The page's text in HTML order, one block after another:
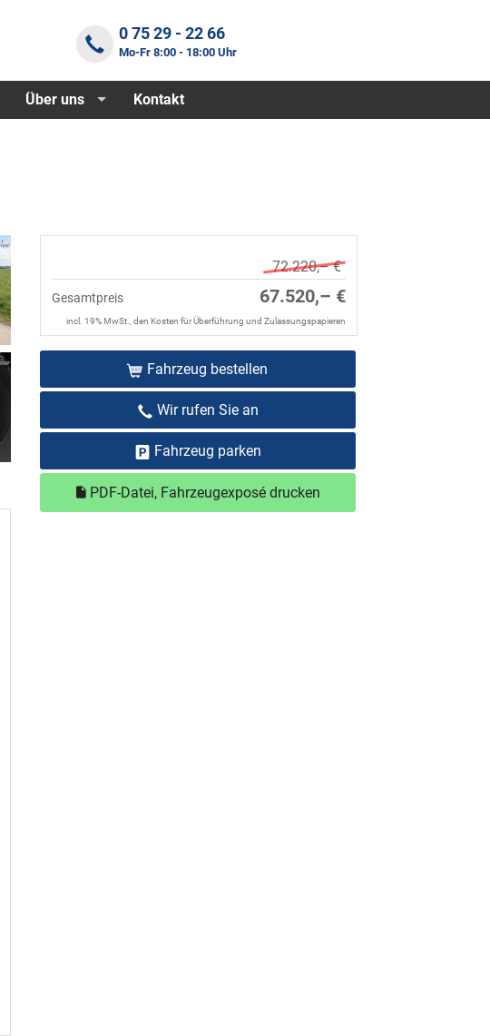
0 75 29 - 22 66
Mo-Fr 8:00 - 18:00 Uhr
Über uns Kontakt
72.220,– €
Gesamtpreis 67.520,– €
incl. 19% MwSt., den Kosten für Überführung und Zulassungspapieren
Fahrzeug bestellen
Wir rufen Sie an
Fahrzeug parken
PDF-Datei, Fahrzeugexposé drucken